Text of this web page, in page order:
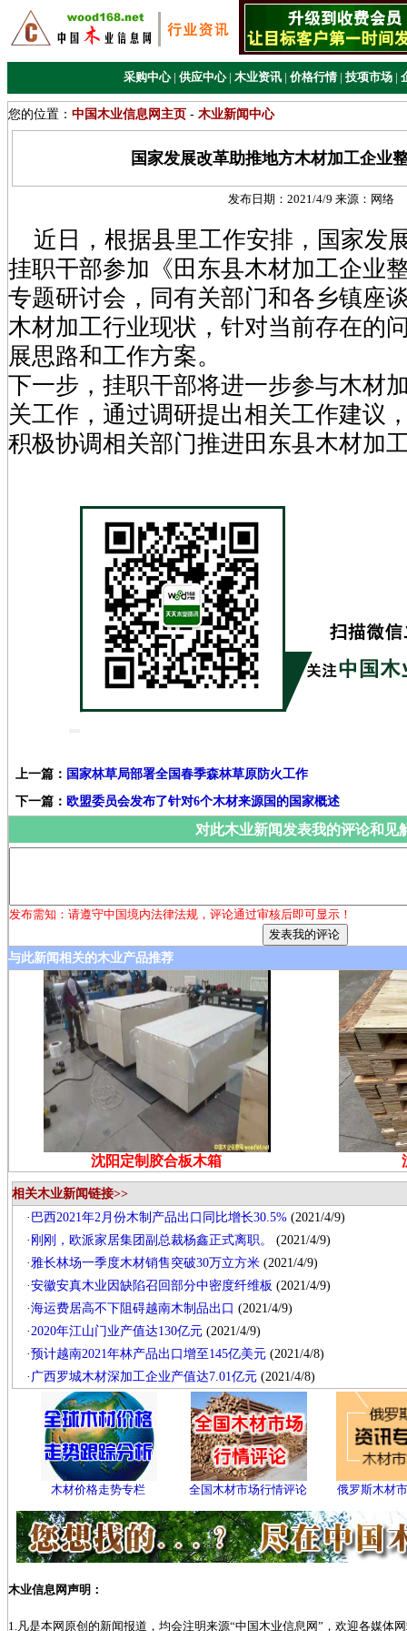
采购中心 | 供应中心 | 木业资讯 | 价格行情 | 技项市场 |
您的位置： 中国木业信息网主页 - 木业新闻中心
国家发展改革助推地方木材加工企业
发布日期： 2021/4/9 来源： 网络
近日，根据县里工作安排，国家发
挂职干部参加《田东县木材加工企业
专题研讨会，同有关部门和各乡镇座
木材加工行业现状，针对当前存在的
展思路和工作方案。
下一步，挂职干部将进一步参与木材
关工作，通过调研提出相关工作建议
积极协调相关部门推进田东县木材加
上一篇： 国家林草局部署全国春季森林草原防火工作
下一篇： 欧盟委员会发布了针对6个木材来源国的国家概述
对此木业新闻发表我的评论和见
发布需知：请遵守中国境内法律法规，评论通过审核后即可显示！
与此新闻相关的木业产品推荐
沈阳定制胶合板木箱
相关木业新闻链接>>
· 巴西2021年2月份木制产品出口同比增长30.5% (2021/4/9)
· 刚刚，欧派家居集团副总裁杨鑫正式离职。
(2021/4/9)
·雅长林场一季度木材销售突破30万立方米 (2021/4/9)
·安徽安真木业因缺陷召回部分中密度纤维板 (2021/4/9)
·海运费居高不下阻碍越南木制品出口 (2021/4/9)
·2020年江山门业产值达130亿元 (2021/4/9)
·预计越南2021年林产品出口增至145亿美元 (2021/4/8)
· 广西罗城木材深加工企业产值达7.01亿元 (2021/4/8)
木材价格走势专栏 全国木材市场行情评论 俄罗斯木材
木业信息网声明：
1.凡是本网原创的新闻报道，均会注明来源“中国木业信息网”，欢迎各媒体